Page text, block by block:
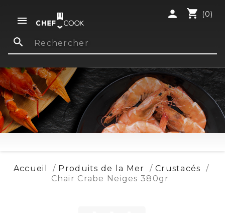

shopping_cart (0)
person
search
Accueil Produits de la Mer
Crustacés
Chair Crabe Neiges 380gr